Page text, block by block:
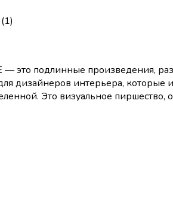
(1)
— это подлинные произведения,
дизайнеров интерьера, которые
Это визуальное